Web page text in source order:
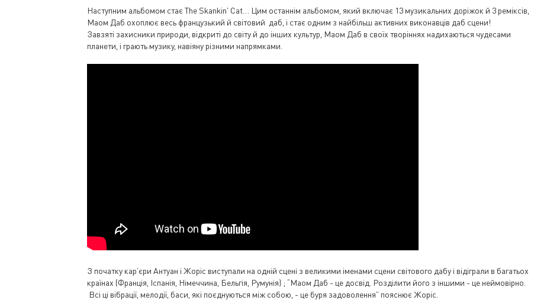
Наступним альбомом стає The Skankin' Cat… Цим останнім альбомом, який включає 13 музикальних доріжок й 3 реміксів,
Маом Даб охоплює весь французький й світовий даб, і стає одним з найбільш активних виконавців даб сцени!
Завзяті захисники природи, відкриті до світу й до інших культур, Маом Даб в своїх творіннях надихаються чудесами
планети, і грають музику, навіяну різними напрямками.
З початку кар’єри Антуан і Жоріс виступали на одній сцені з великими іменами сцени світового дабу і відіграли в багатьох
країнах (Франція, Іспанія, Німеччина, Бельгія, Румунія) ; “Маом Даб - це досвід. Розділити його з іншими - це неймовірно.
Всі ці вібрації, мелодії, баси, які поєднуються між собою, - це буря задоволення” пояснює Жоріс.